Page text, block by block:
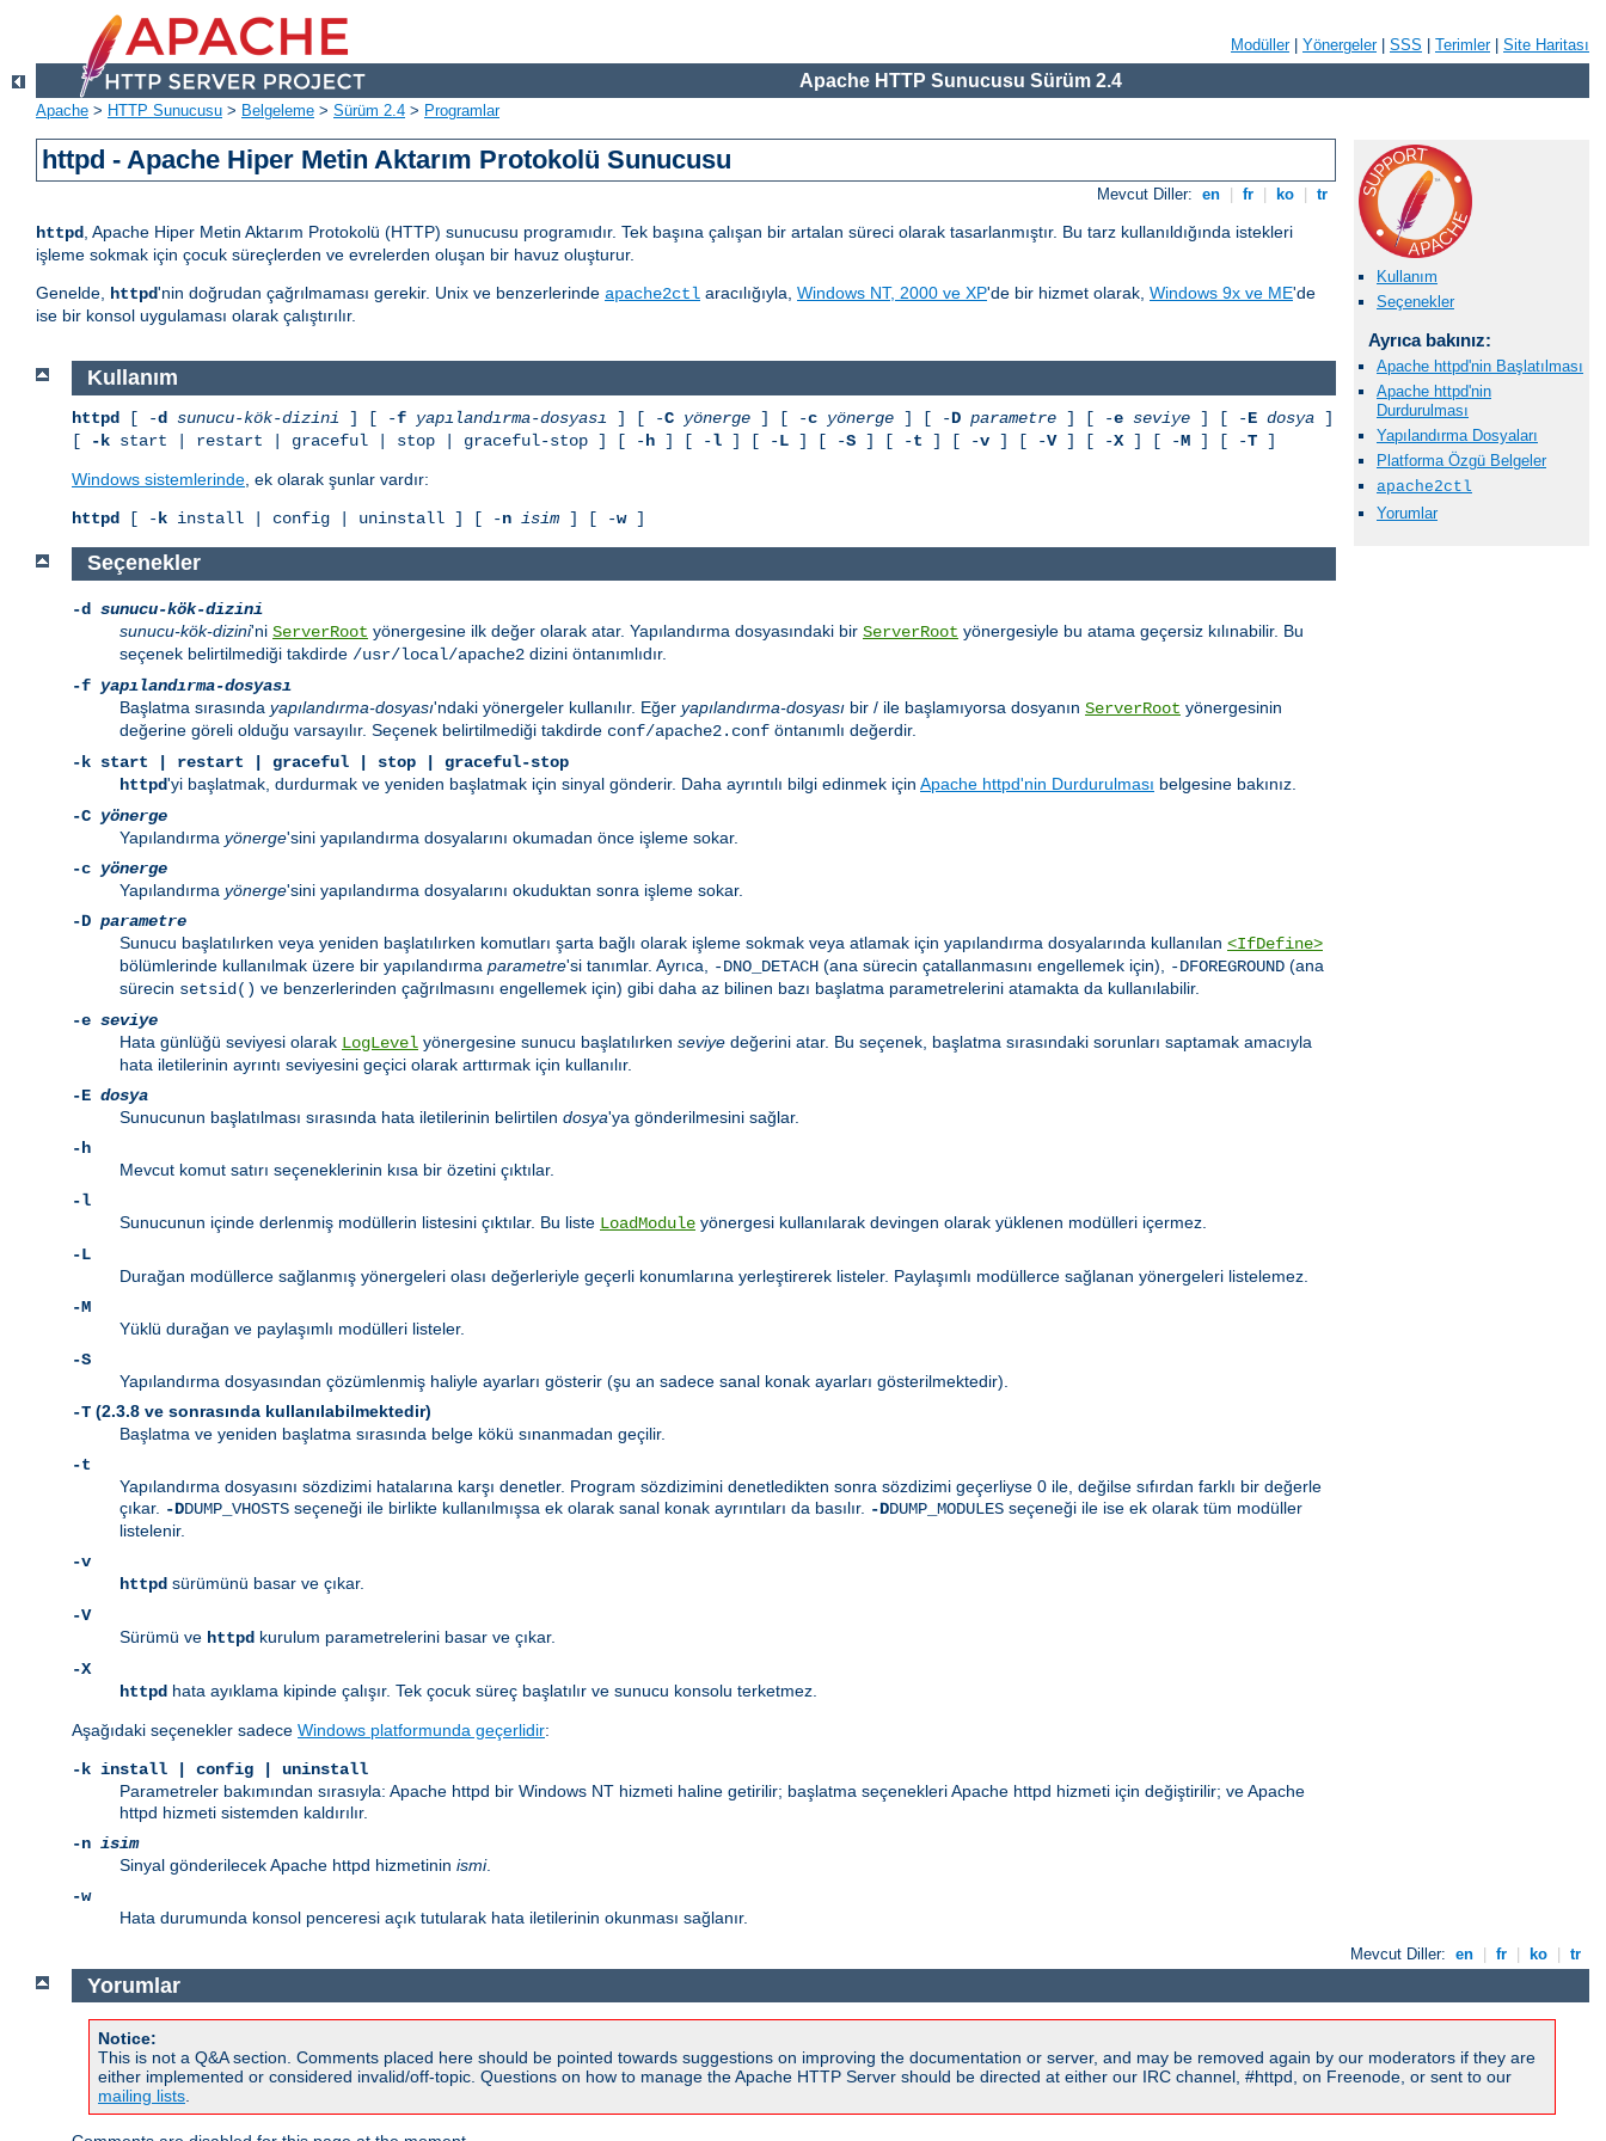
Modüller| Yönergeler| SSS Terimler| Site Haritası
Apache HTTP Sunucusu Sürüm 2.4
Apache > HTTP Sunucusu > Belgeleme > Sürüm 2.4 > Programlar
httpd - Apache Hiper Metin Aktarım Protokolü Sunucusu
Mevcut Diller: en fr ko tr
httpd, Apache Hiper Metin Aktarım Protokolü (HTTP) sunucusu programıdır. Tek başına çalışan bir artalan süreci olarak tasarlanmıştır. Bu tarz kullanıldığında istekleri
işleme sokmak için çocuk süreçlerden ve evrelerden oluşan bir havuz oluşturur.
Genelde, httpd'nin doğrudan çağrılmaması gerekir. Unix ve benzerlerinde apache2ctl aracılığıyla, Windows NT, 2000 ve XP'de bir hizmet olarak, Windows 9x ve ME'de
ise bir konsol uygulaması olarak çalıştırılır.
Kullanım
Seçenekler
Ayrıca bakınız:
Apache httpd'nin Başlatılması
Apache httpd'nin
Durdurulması
Yapılandırma Dosyaları
Platforma Özgü Belgeler
apache2ctl
Yorumlar
Kullanım
httpd [ -d sunucu-kök-dizini ] [ -f yapılandırma-dosyası ] [ -C yönerge ] [ -c yönerge ] [ -D parametre ] [ -e seviye ] [ -E dosya ]
[
-k start | restart | graceful | stop | graceful-stop ] [ -h ] [ -l ] [ -L ] [ -S ] [ -t ] [ -v ] [ -V] [ -X] [ -M ] [ -T ]
Windows sistemlerinde , ek olarak şunlar vardır:
httpd [ - k install | config | uninstall ] [ -n isim ] [ -w]
Seçenekler
-d
sunucu-kök-dizini
sunucu-kök-dizini'ni ServerRoot yönergesine ilk değer olarak atar. Yapılandırma dosyasındaki bir ServerRoot yönergesiyle bu atama geçersiz kılınabilir. Bu
seçenek belirtilmediği takdirde /usr/local/apache2 dizini öntanımlıdır.
-f yapılandırma-dosyası
Başlatma sırasında yapılandırma-dosyası'ndaki yönergeler kullanılır. Eğer yapılandırma-dosyası bir / ile başlamıyorsa dosyanın ServerRoot yönergesinin
değerine göreli olduğu varsayılır. Seçenek belirtilmediği takdirde conf/apache2.conf öntanımlı değerdir.
-k start | restart | graceful | stop | graceful-stop
httpd'yi başlatmak, durdurmak ve yeniden başlatmak için sinyal gönderir. Daha ayrıntılı bilgi edinmek için Apache httpd'nin Durdurulması belgesine bakınız.
-C yönerge
Yapılandırma yönerge'sini yapılandırma dosyalarını okumadan önce işleme sokar.
-c yönerge
Yapılandırma yönerge'sini yapılandırma dosyalarını okuduktan sonra işleme sokar.
-D parametre
Sunucu başlatılırken veya yeniden başlatılırken komutları şarta bağlı olarak işleme sokmak veya atlamak için yapılandırma dosyalarında kullanılan <IfDefine>
bölümlerinde kullanılmak üzere bir yapılandırma parametre'si tanımlar. Ayrıca, -DNO_DETACH (ana sürecin çatallanmasını engellemek için), -DFOREGROUND (ana
sürecin setsid() ve benzerlerinden çağrılmasını engellemek için) gibi daha az bilinen bazı başlatma parametrelerini atamakta da kullanılabilir.
-e seviye
Hata günlüğü seviyesi olarak LogLevel yönergesine sunucu başlatılırken seviye değerini atar. Bu seçenek, başlatma sırasındaki sorunları saptamak amacıyla
hata iletilerinin ayrıntı seviyesini geçici olarak arttırmak için kullanılır.
-E dosya
Sunucunun başlatılması sırasında hata iletilerinin belirtilen dosya'ya gönderilmesini sağlar.
-h
Mevcut komut satırı seçeneklerinin kısa bir özetini çıktılar.
-l
Sunucunun içinde derlenmiş modüllerin listesini çıktılar. Bu liste LoadModule yönergesi kullanılarak devingen olarak yüklenen modülleri içermez.
-L
Durağan modüllerce sağlanmış yönergeleri olası değerleriyle geçerli konumlarına yerleştirerek listeler. Paylaşımlı modüllerce sağlanan yönergeleri listelemez.
-M
Yüklü durağan ve paylaşımlı modülleri listeler.
-S
Yapılandırma dosyasından çözümlenmiş haliyle ayarları gösterir (şu an sadece sanal konak ayarları gösterilmektedir).
-T (2.3.8 ve sonrasında kullanılabilmektedir)
Başlatma ve yeniden başlatma sırasında belge kökü sınanmadan geçilir.
-t
Yapılandırma dosyasını sözdizimi hatalarına karşı denetler. Program sözdizimini denetledikten sonra sözdizimi geçerliyse 0 ile, değilse sıfırdan farklı bir değerle
çıkar. -DDUMP_VHOSTS seçeneği ile birlikte kullanılmışsa ek olarak sanal konak ayrıntıları da basılır. -DDUMP_MODULES seçeneği ile ise ek olarak tüm modüller
listelenir.
-v
httpd sürümünü basar ve çıkar.
-V
Sürümü ve httpd kurulum parametrelerini basar ve çıkar.
-X
httpd hata ayıklama kipinde çalışır. Tek çocuk süreç başlatılır ve sunucu konsolu terketmez.
Aşağıdaki seçenekler sadece Windows platformunda geçerlidir:
-k install | config | uninstall
Parametreler bakımından sırasıyla: Apache httpd bir Windows NT hizmeti haline getirilir; başlatma seçenekleri Apache httpd hizmeti için değiştirilir; ve Apache
httpd hizmeti sistemden kaldırılır.
-n isim
Sinyal gönderilecek Apache httpd hizmetinin ismi.
-w
Hata durumunda konsol penceresi açık tutularak hata iletilerinin okunması sağlanır.
Mevcut Diller: en fr ko tr
Yorumlar
Notice:
This is not a Q&A section. Comments placed here should be pointed towards suggestions on improving the documentation or server, and may be removed again by our moderators if they are
either implemented or considered invalid/off-topic. Questions on how to manage the Apache HTTP Server should be directed at either our IRC channel, #httpd, on Freenode, or sent to our
mailing lists.